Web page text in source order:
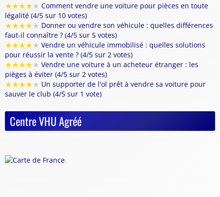
★★★★★ Comment vendre une voiture pour pièces en toute
légalité (4/5 sur 10 votes)
★★★★★ Donner ou vendre son véhicule : quelles différences
faut-il connaître ? (4/5 sur 5 votes)
★★★★★ Vendre un véhicule immobilisé : quelles solutions
pour réussir la vente ? (4/5 sur 2 votes)
★★★★★ Vendre une voiture à un acheteur étranger : les
pièges à éviter (4/5 sur 2 votes)
★★★★★ Un supporter de l'ol prêt à vendre sa voiture pour
sauver le club (4/5 sur 1 vote)
Centre VHU Agréé